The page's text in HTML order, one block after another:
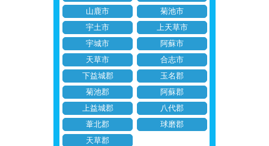
山鹿市
菊池市
宇土市
上天草市
宇城市
阿蘇市
天草市
合志市
下益城郡
玉名郡
菊池郡
阿蘇郡
上益城郡
八代郡
葦北郡
球磨郡
天草郡